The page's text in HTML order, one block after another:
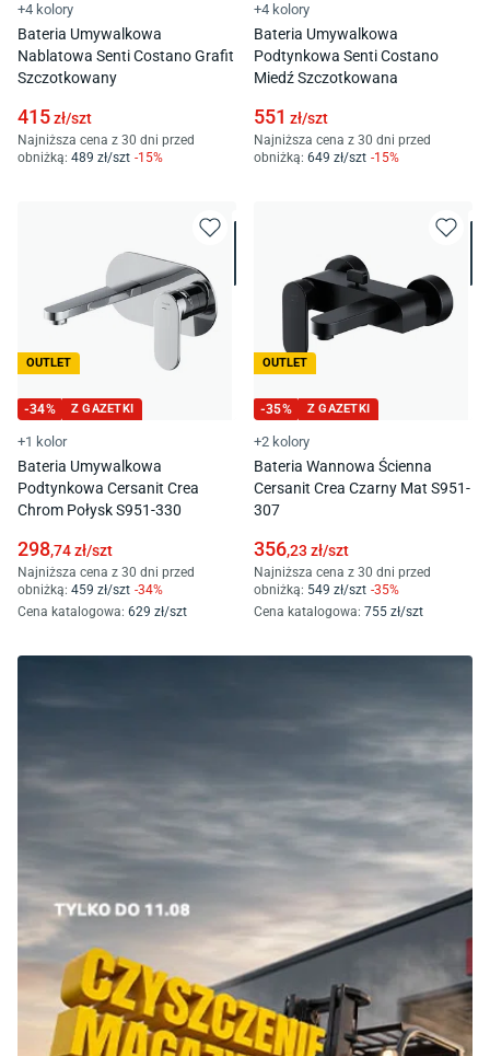
+4 kolory
Bateria Umywalkowa
Nablatowa Senti Costano Grafit
Szczotkowany
415zł/szt
Najniższa cena z 30 dni przed
obniżką: 489 zł/szt -15%
+4 kolory
Bateria Umywalkowa
Podtynkowa Senti Costano
Miedź Szczotkowana
551 zł/szt
Najniższa cena z 30 dni przed
obniżką: 649 zł/szt -15%
OUTLET
-34% Z GAZETKI
+1 kolor
Bateria Umywalkowa
Podtynkowa Cersanit Crea
Chrom Połysk S951-330
298,74zł/szt
Najniższa cena z 30 dni przed
obniżką: 459 zł/szt -34%
Cena katalogowa: 629 zł/szt
OUTLET
-35% Z GAZETKI
+2 kolory
Bateria Wannowa Ścienna
Cersanit Crea Czarny Mat S951-
307
356,23zł/szt
Najniższa cena z 30 dni przed
obniżką: 549 zł/szt -35%
Cena katalogowa: 755 zł/szt